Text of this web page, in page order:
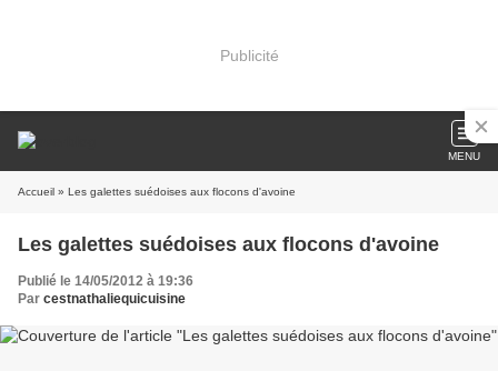
Publicité
MENU
Accueil » Les galettes suédoises aux flocons d'avoine
Les galettes suédoises aux flocons d'avoine
Publié le 14/05/2012 à 19:36
Par cestnathaliequicuisine